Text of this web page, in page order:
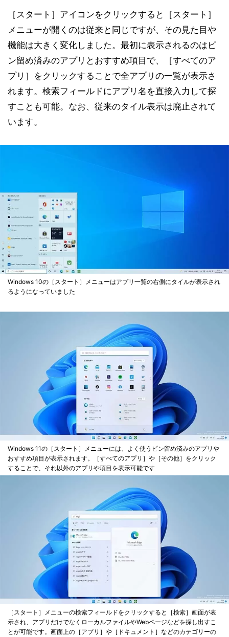
［スタート］アイコンをクリックすると［スタート］
メニューが開くのは従来と同じですが、その見た目や
機能は大きく変化しました。最初に表示されるのはピ
ン留め済みのアプリとおすすめ項目で、［すべてのア
プリ］をクリックすることで全アプリの一覧が表示さ
れます。検索フィールドにアプリ名を直接入力して探
すことも可能。なお、従来のタイル表示は廃止されて
います。
Windows 10の［スタート］メニューはアプリ一覧の右側にタイルが表示され
るようになっていました
Windows 11の［スタート］メニューには、よく使うピン留め済みのアプリや
おすすめ項目が表示されます。［すべてのアプリ］や［その他］をクリック
することで、それ以外のアプリや項目を表示可能です
［スタート］メニューの検索フィールドをクリックすると［検索］画面が表
示され、アプリだけでなくローカルファイルやWebページなどを探し出すこ
とが可能です。画面上の［アプリ］や［ドキュメント］などのカテゴリーの